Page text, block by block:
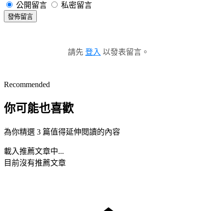
公開留言 私密留言
發佈留言
請先 登入 以發表留言。
Recommended
你可能也喜歡
為你精選 3 篇值得延伸閱讀的內容
載入推薦文章中...
目前沒有推薦文章